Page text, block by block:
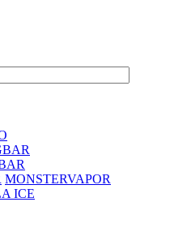
MONSTERVAPOR
ICE